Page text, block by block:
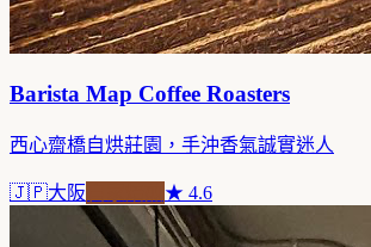
Barista Map Coffee Roasters
西心齋橋自烘莊園，手沖香氣誠實迷人
🇯🇵大阪 ★ 4.6